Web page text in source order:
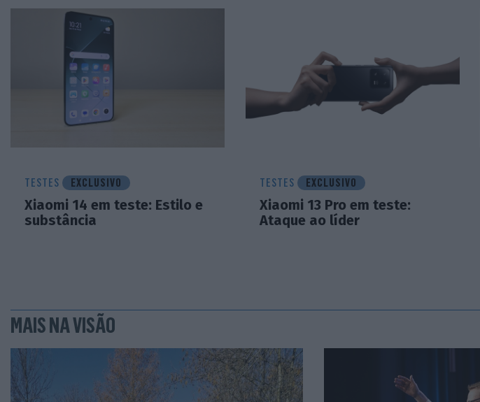
TESTES EXCLUSIVO
Xiaomi 14 em teste: Estilo e
substância
TESTES EXCLUSIVO
Xiaomi 13 Pro em teste:
Ataque ao líder
MAIS NA VISÃO